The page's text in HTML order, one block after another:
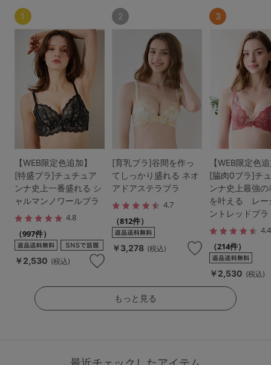
1
【WEB限定色追加】
[特盛ブラ]チュチュア
ンナ史上一番盛れる シ
ャルマンノワールブラ
4.8
（997件）
￥2,530 (税込)
2
[育乳ブラ]谷間を作っ
てしっかり盛れる ネオ
アドアステラブラ
4.7
（812件）
￥3,278 (税込)
3
【WEB限定色
[脇肉0ブラ]チ
ンナ史上最強
を叶える レー
ントレッドブラ
4.4
（214件）
￥2,530 (税込)
もっと見る